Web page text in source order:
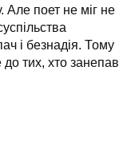
Але поет не міг не
і безнадія. Тому
тих, хто занепав